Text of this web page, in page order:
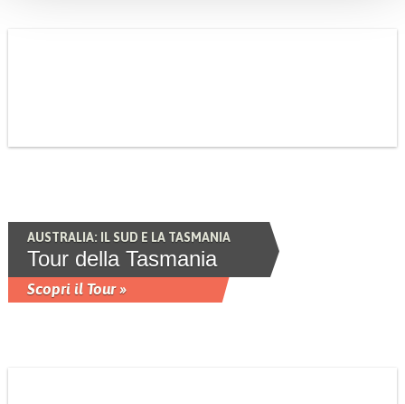
AUSTRALIA: IL SUD E LA TASMANIA
Tour della Tasmania
Scopri il Tour »